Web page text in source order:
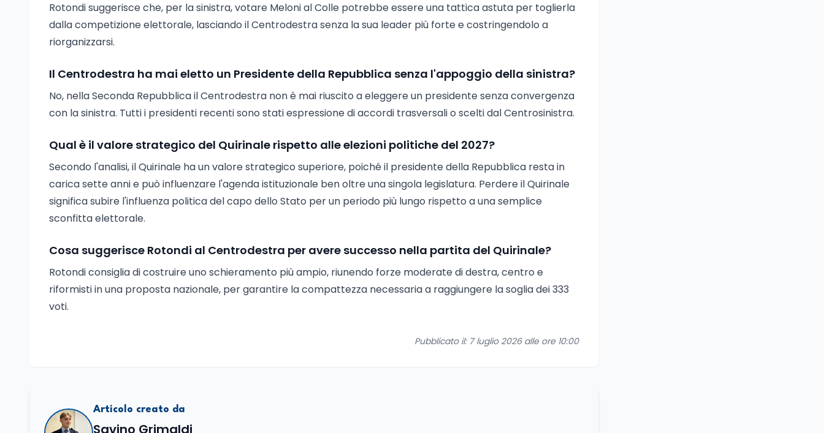
Rotondi suggerisce che, per la sinistra, votare Meloni al Colle potrebbe essere una tattica astuta per toglierla
dalla competizione elettorale, lasciando il Centrodestra senza la sua leader più forte e costringendolo a
riorganizzarsi.
Il Centrodestra ha mai eletto un Presidente della Repubblica senza l'appoggio della sinistra?
No, nella Seconda Repubblica il Centrodestra non è mai riuscito a eleggere un presidente senza convergenza
con la sinistra. Tutti i presidenti recenti sono stati espressione di accordi trasversali o scelti dal Centrosinistra.
Qual è il valore strategico del Quirinale rispetto alle elezioni politiche del 2027?
Secondo l'analisi, il Quirinale ha un valore strategico superiore, poiché il presidente della Repubblica resta in
carica sette anni e può influenzare l'agenda istituzionale ben oltre una singola legislatura. Perdere il Quirinale
significa subire l'influenza politica del capo dello Stato per un periodo più lungo rispetto a una semplice
sconfitta elettorale.
Cosa suggerisce Rotondi al Centrodestra per avere successo nella partita del Quirinale?
Rotondi consiglia di costruire uno schieramento più ampio, riunendo forze moderate di destra, centro e
riformisti in una proposta nazionale, per garantire la compattezza necessaria a raggiungere la soglia dei 333
voti.
Pubblicato il: 7 luglio 2026 alle ore 10:00
Articolo creato da
Savino Grimaldi